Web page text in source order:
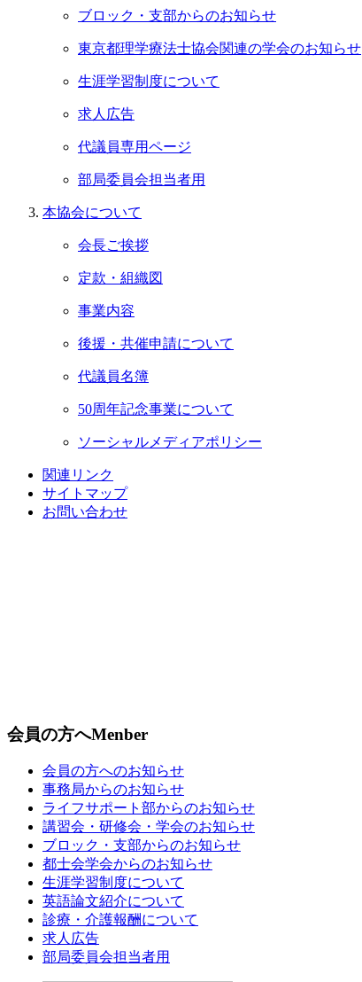
ブロック・支部からのお知らせ
東京都理学療法士協会関連の学会のお知らせ
生涯学習制度について
求人広告
代議員専用ページ
部局委員会担当者用
本協会について
会長ご挨拶
定款・組織図
事業内容
後援・共催申請について
代議員名簿
50周年記念事業について
ソーシャルメディアポリシー
関連リンク
サイトマップ
お問い合わせ
会員の方へMenber
会員の方へのお知らせ
事務局からのお知らせ
ライフサポート部からのお知らせ
講習会・研修会・学会のお知らせ
ブロック・支部からのお知らせ
都士会学会からのお知らせ
生涯学習制度について
英語論文紹介について
診療・介護報酬について
求人広告
部局委員会担当者用